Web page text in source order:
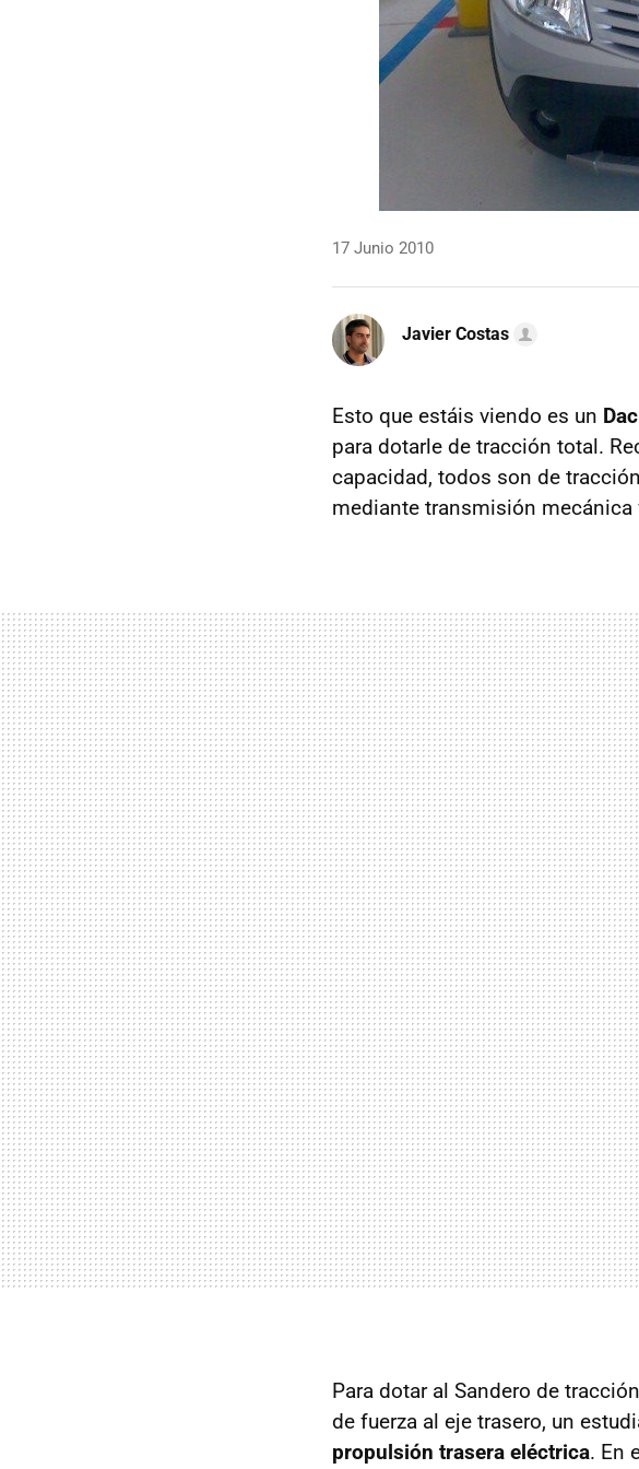
17 Junio 2010
Javier Costas
Esto que estáis viendo es un
para dotarle de tracción total.
capacidad, todos son de
mediante transmisión mecánica
Para dotar al Sandero de
de fuerza al eje trasero, un
propulsión trasera eléctrica. En